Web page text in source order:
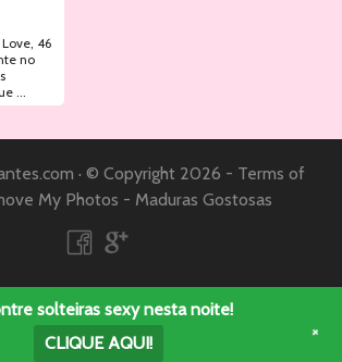
46
no
...
· © Copyright 2026 - Terms of
My Photos - Maduras Gostosas
solteiras sexy nesta noite!
CLIQUE AQUI!
+